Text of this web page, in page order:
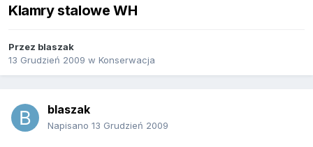
Klamry stalowe WH
Przez blaszak
13 Grudzień 2009 w Konserwacja
blaszak
Napisano 13 Grudzień 2009